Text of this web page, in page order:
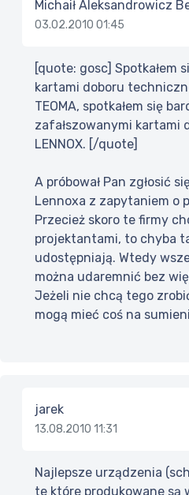
Michaił Aleksandrowicz
03.02.2010 01:45
[quote: gosc] Spotkałem
kartami doboru
TEOMA, spotkałem się
zafałszowanymi kartami
LENNOX. [/quote]
A próbował Pan zgłosić
Lennoxa z zapytaniem o
Przecież skoro te firmy
projektantami, to chyba
udostępniają. Wtedy
można udaremnić bez
Jeżeli nie chcą tego
mogą mieć coś na
jarek
13.08.2010 11:31
Najlepsze urządzenia
te które produkowane są